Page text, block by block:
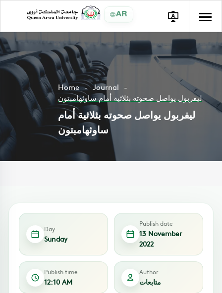
AR
Home
Journal
ليفربول يواصل صحوته بثلاثية أمام ساوثهامبتون
ليفربول يواصل صحوته بثلاثية أمام
ساوثهامبتون
Day
Sunday
Publish date
13 November
2022
Publish time
12:10 AM
Author
متابعات